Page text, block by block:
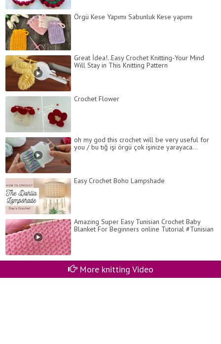
Örgü Kese Yapımı Sabunluk Kese yapımı
Great İdea!..Easy Crochet Knitting-Your Mind
Will Stay in This Knitting Pattern
Crochet Flower
oh my god this crochet will be very useful for
you / bu tığ işi örgü çok işinize yarayaca...
Easy Crochet Boho Lampshade
Amazing Super Easy Tunisian Crochet Baby
Blanket For Beginners online Tutorial #Tunisian
More knitting Video